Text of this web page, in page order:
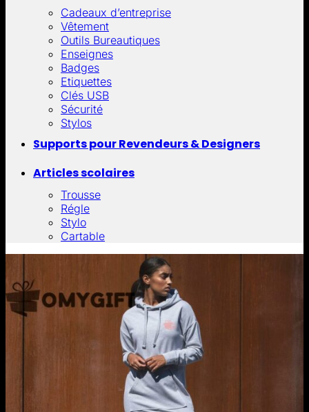
Cadeaux d’entreprise
Vêtement
Outils Bureautiques
Enseignes
Badges
Etiquettes
Clés USB
Sécurité
Stylos
Supports pour Revendeurs & Designers
Articles scolaires
Trousse
Régle
Stylo
Cartable